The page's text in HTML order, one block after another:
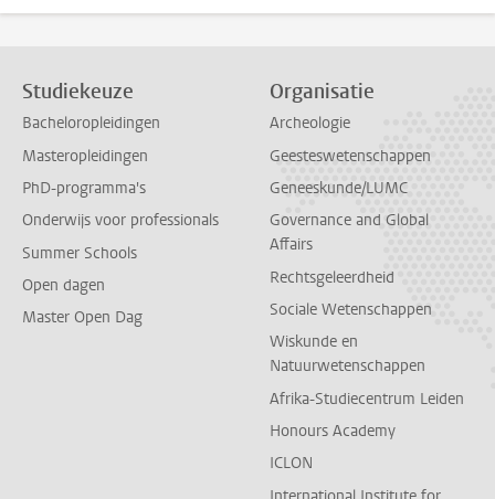
Studiekeuze
Bacheloropleidingen
Masteropleidingen
PhD-programma's
Onderwijs voor professionals
Summer Schools
Open dagen
Master Open Dag
Organisatie
Archeologie
Geesteswetenschappen
Geneeskunde/LUMC
Governance and Global
Affairs
Rechtsgeleerdheid
Sociale Wetenschappen
Wiskunde en
Natuurwetenschappen
Afrika-Studiecentrum Leiden
Honours Academy
ICLON